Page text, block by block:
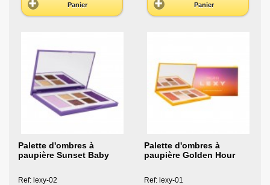
Panier Panier
Palette d'ombres à
paupière Sunset Baby
Ref: lexy-02
Palette d'ombres à
paupière Golden Hour
Ref: lexy-01